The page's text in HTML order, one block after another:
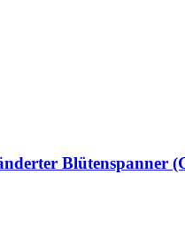
Blütenspanner